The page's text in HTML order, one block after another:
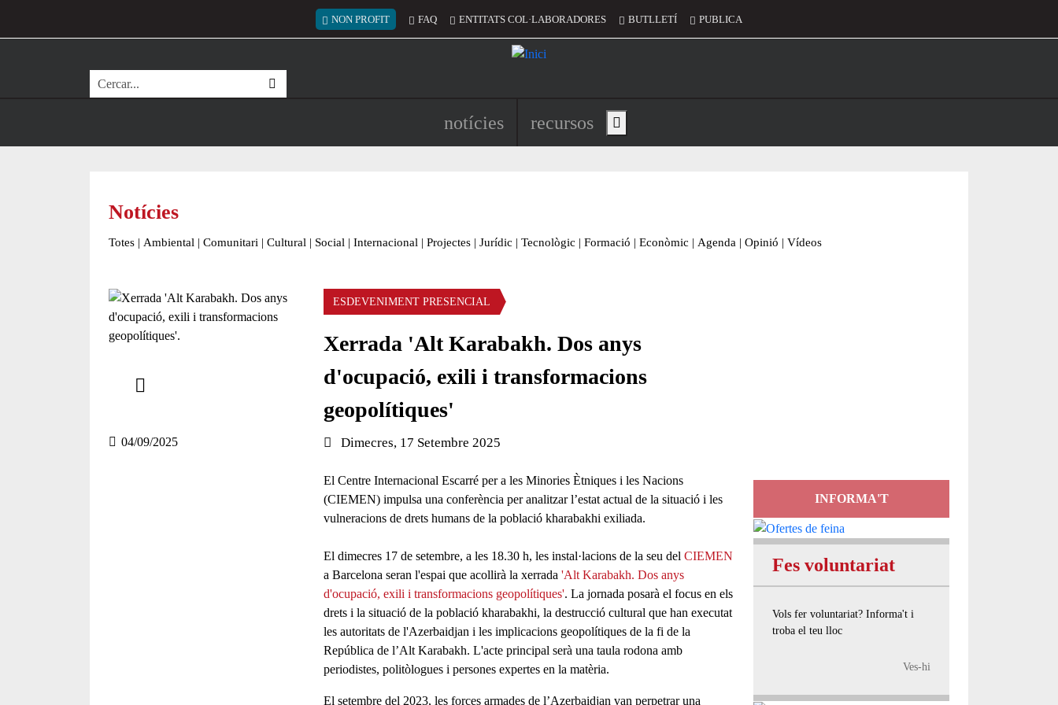
Menú del compte d'usuari
NON PROFIT FAQ ENTITATS COL·LABORADORES BUTLLETÍ PUBLICA
Cerca
Navegació principal de l'encapçalament
notícies recursos Show main menu
Notícies
Totes | Ambiental | Comunitari | Cultural | Social | Internacional | Projectes | Jurídic | Tecnològic | Formació | Econòmic | Agenda | Opinió | Vídeos
04/09/2025
ESDEVENIMENT PRESENCIAL
Xerrada 'Alt Karabakh. Dos anys
d'ocupació, exili i transformacions
geopolítiques'
Data de l'esdeveniment:
Dimecres, 17 Setembre 2025
El Centre Internacional Escarré per a les Minories Ètniques i les Nacions
(CIEMEN) impulsa una conferència per analitzar l’estat actual de la situació i les
vulneracions de drets humans de la població kharabakhi exiliada.
El dimecres 17 de setembre, a les 18.30 h, les instal·lacions de la seu del CIEMEN
a Barcelona seran l'espai que acollirà la xerrada 'Alt Karabakh. Dos anys
d'ocupació, exili i transformacions geopolítiques'. La jornada posarà el focus en els
drets i la situació de la població kharabakhi, la destrucció cultural que han executat
les autoritats de l'Azerbaidjan i les implicacions geopolítiques de la fi de la
República de l’Alt Karabakh. L'acte principal serà una taula rodona amb
periodistes, politòlogues i persones expertes en la matèria.
El setembre del 2023, les forces armades de l’Azerbaidjan van perpetrar una
INFORMA'T
Fes voluntariat
Vols fer voluntariat? Informa't i
troba el teu lloc
Ves-hi